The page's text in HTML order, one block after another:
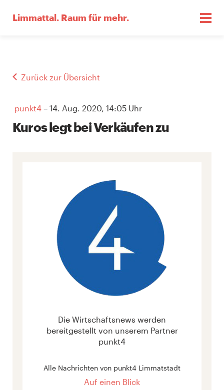
Limmattal. Raum für mehr.
Zurück zur Übersicht
punkt4 – 14. Aug. 2020, 14:05 Uhr
Kuros legt bei Verkäufen zu
Die Wirtschaftsnews werden
bereitgestellt von unserem Partner
punkt4
Alle Nachrichten von punkt4 Limmatstadt
Auf einen Blick